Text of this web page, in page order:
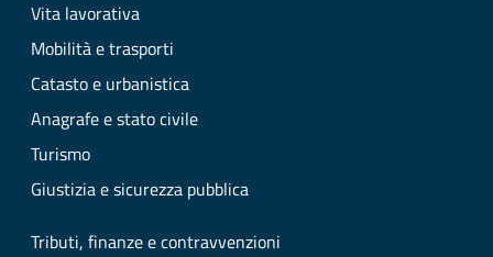
Vita lavorativa
Mobilità e trasporti
Catasto e urbanistica
Anagrafe e stato civile
Turismo
Giustizia e sicurezza pubblica
Tributi, finanze e contravvenzioni